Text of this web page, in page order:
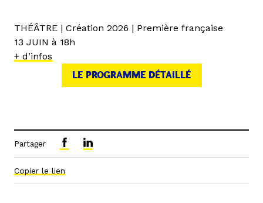
THÉÂTRE | Création 2026 | Première française
13 JUIN à 18h
+ d’infos
LE PROGRAMME DÉTAILLÉ
Partager
Copier le lien